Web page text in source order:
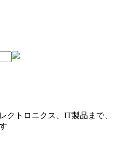
クトロニクス、IT製品まで、